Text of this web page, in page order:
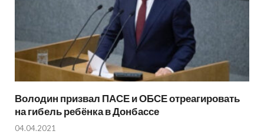
Володин призвал ПАСЕ и ОБСЕ отреагировать
на гибель ребёнка в Донбассе
04.04.2021